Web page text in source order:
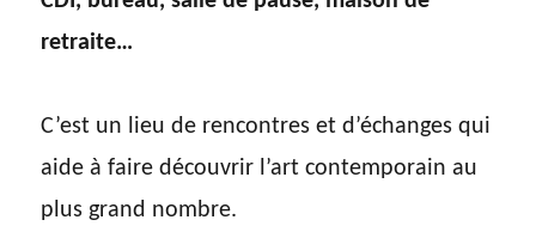
retraite…
C’est un lieu de rencontres et d’échanges qui
aide à faire découvrir l’art contemporain au
plus grand nombre.